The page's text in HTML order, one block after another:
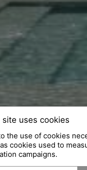
site uses cookies
the use of cookies
cookies used to
campaigns.